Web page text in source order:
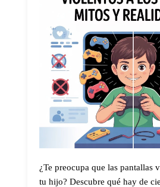
¿Te preocupa que las pantallas
tu hijo? Descubre qué hay de